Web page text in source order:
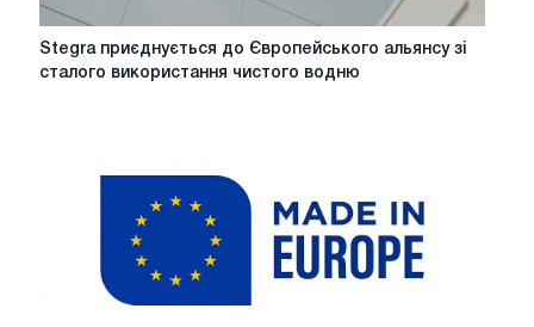
Stegra
приєднується
використання
Stegra приєднується до Європейського альянсу зі
сталого використання чистого водню